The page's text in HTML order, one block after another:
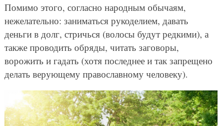
Помимо этого, согласно народным обычаям,
нежелательно: заниматься рукоделием, давать
деньги в долг, стричься (волосы будут редкими), а
также проводить обряды, читать заговоры,
ворожить и гадать (хотя последнее и так запрещено
делать верующему православному человеку).